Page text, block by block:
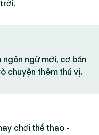
ngôn ngữ mới, cơ bản
chuyện thêm thú vị.
chơi thể thao -